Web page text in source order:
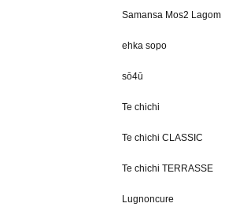
Samansa Mos2 Lagom
ehka sopo
sō4ū
Te chichi
Te chichi CLASSIC
Te chichi TERRASSE
Lugnoncure